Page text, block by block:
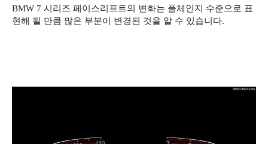
BMW 7 시리즈 페이스리프트의 변화는 풀체인지 수준으로 표
현해 될 만큼 많은 부분이 변경된 것을 알 수 있습니다.